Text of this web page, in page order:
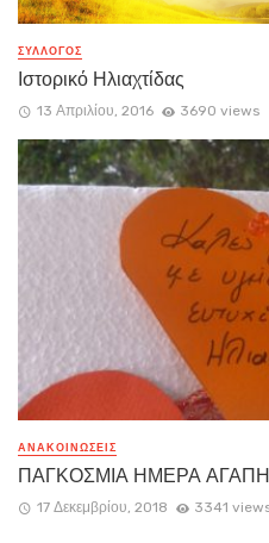
ΣΥΛΛΟΓΟΣ
Ιστορικό Ηλιαχτίδας
13 Απριλίου, 2016 3690 views
ΑΝΑΚΟΙΝΏΣΕΙΣ
ΠΑΓΚΟΣΜΙΑ ΗΜΕΡΑ
17 Δεκεμβρίου, 2018 3341